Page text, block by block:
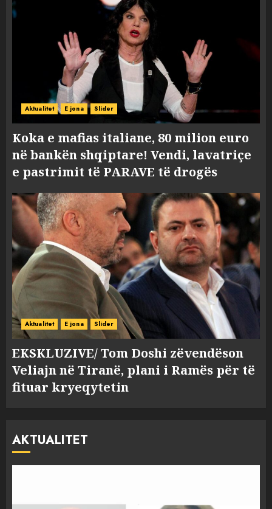
Aktualitet E jona Slider
Koka e mafias italiane, 80 milion euro
në bankën shqiptare! Vendi, lavatriçe
e pastrimit të PARAVE të drogës
Aktualitet E jona Slider
EKSKLUZIVE/ Tom Doshi zëvendëson
Veliajn në Tiranë, plani i Ramës për të
fituar kryeqytetin
AKTUALITET